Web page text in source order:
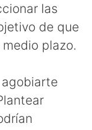
las
de que
plazo.